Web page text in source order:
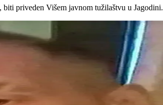
priveden Višem javnom tužilaštvu u Jagodini.